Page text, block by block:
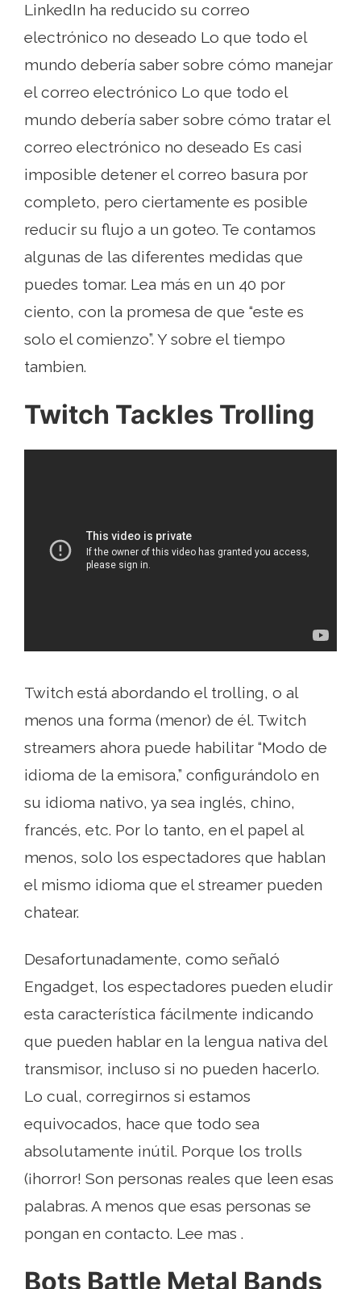
LinkedIn ha reducido su correo
electrónico no deseado Lo que todo el
mundo debería saber sobre cómo manejar
el correo electrónico Lo que todo el
mundo debería saber sobre cómo tratar el
correo electrónico no deseado Es casi
imposible detener el correo basura por
completo, pero ciertamente es posible
reducir su flujo a un goteo. Te contamos
algunas de las diferentes medidas que
puedes tomar. Lea más en un 40 por
ciento, con la promesa de que “este es
solo el comienzo”. Y sobre el tiempo
tambien.
Twitch Tackles Trolling
Twitch está abordando el trolling, o al
menos una forma (menor) de él. Twitch
streamers ahora puede habilitar “Modo de
idioma de la emisora,” configurándolo en
su idioma nativo, ya sea inglés, chino,
francés, etc. Por lo tanto, en el papel al
menos, solo los espectadores que hablan
el mismo idioma que el streamer pueden
chatear.
Desafortunadamente, como señaló
Engadget, los espectadores pueden eludir
esta característica fácilmente indicando
que pueden hablar en la lengua nativa del
transmisor, incluso si no pueden hacerlo.
Lo cual, corregirnos si estamos
equivocados, hace que todo sea
absolutamente inútil. Porque los trolls
(¡horror! Son personas reales que leen esas
palabras. A menos que esas personas se
pongan en contacto. Lee mas .
Bots Battle Metal Bands